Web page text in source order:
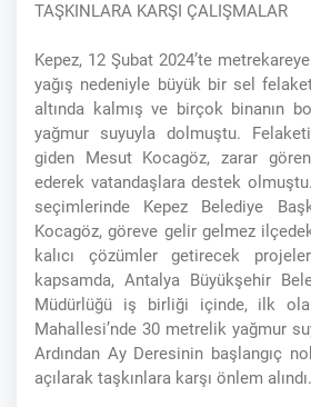
TAŞKINLARA KARŞI ÇALIŞMALAR
Kepez, 12 Şubat 2024’te
yağış nedeniyle büyük bir sel
altında kalmış ve birçok binanın
yağmur suyuyla dolmuştu.
giden Mesut Kocagöz, zarar
ederek vatandaşlara destek
seçimlerinde Kepez Belediye
Kocagöz, göreve gelir gelmez
kalıcı çözümler getirecek
kapsamda, Antalya Büyükşehir
Müdürlüğü iş birliği içinde, ilk
Mahallesi’nde 30 metrelik yağmur
Ardından Ay Deresinin başlangıç
açılarak taşkınlara karşı önlem alındı.